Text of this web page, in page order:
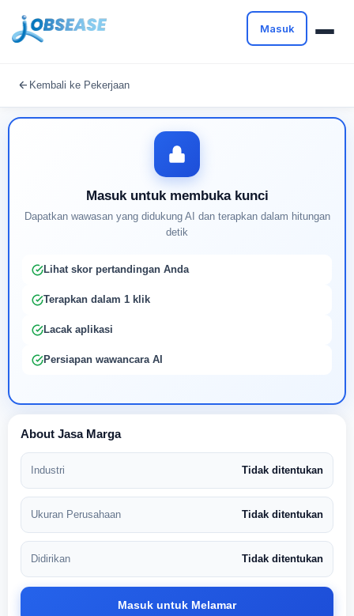
Masuk
Kembali ke Pekerjaan
Masuk untuk membuka kunci
Dapatkan wawasan yang didukung AI dan terapkan dalam hitungan
detik
Lihat skor pertandingan Anda
Terapkan dalam 1 klik
Lacak aplikasi
Persiapan wawancara AI
About Jasa Marga
Industri Tidak ditentukan
Ukuran Perusahaan Tidak ditentukan
Didirikan Tidak ditentukan
Masuk untuk Melamar
Buat profil Anda untuk membuka kunci pencocokan